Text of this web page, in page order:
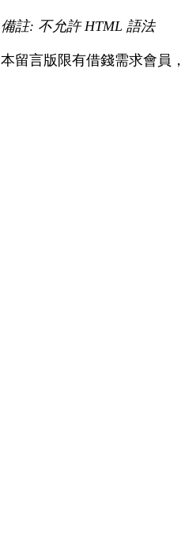
備註: 不允許 HTML 語法
本留言版限有借錢需求會員，